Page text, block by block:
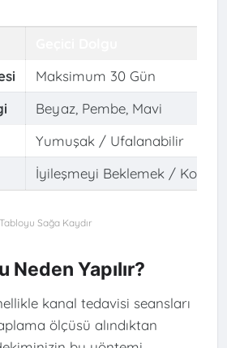
Maksimum 30 Gün
Beyaz, Pembe, Mavi
Yumuşak / Ufalanabilir
İyileşmeyi Beklemek /
Neden Yapılır?
kanal tedavisi seansları
ölçüsü alındıktan